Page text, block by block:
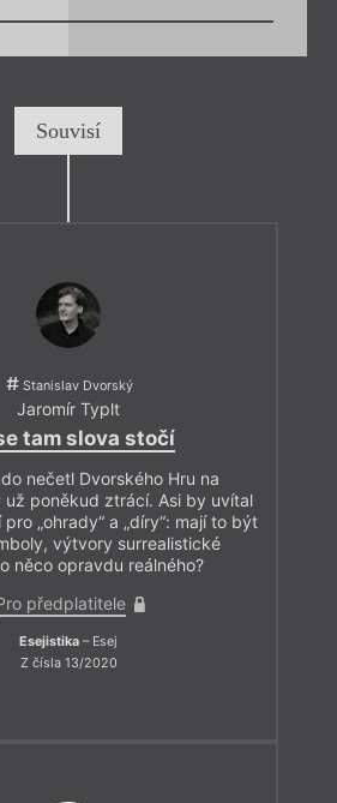
Souvisí
Stanislav Dvorský
Jaromír Typlt
tam slova stočí
nečetl Dvorského Hru na
už poněkud ztrácí. Asi by uvítal
„ohrady“ a „díry“: mají to být
výtvory surrealistické
něco opravdu reálného?
předplatitele
Esejistika – Esej
Z čísla 13/2020